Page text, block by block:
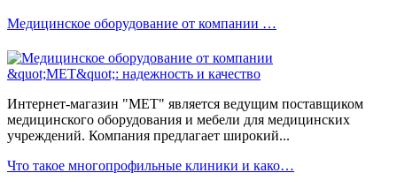
Медицинское оборудование от компании …
Интернет-магазин "МЕТ" является ведущим поставщиком
медицинского оборудования и мебели для медицинских
учреждений. Компания предлагает широкий...
Что такое многопрофильные клиники и како…